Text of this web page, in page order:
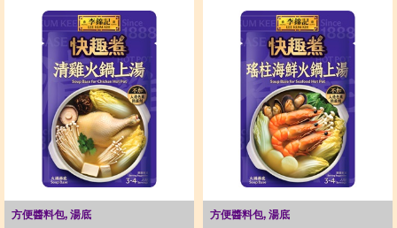
方便醬料包, 湯底
方便醬料包, 湯底